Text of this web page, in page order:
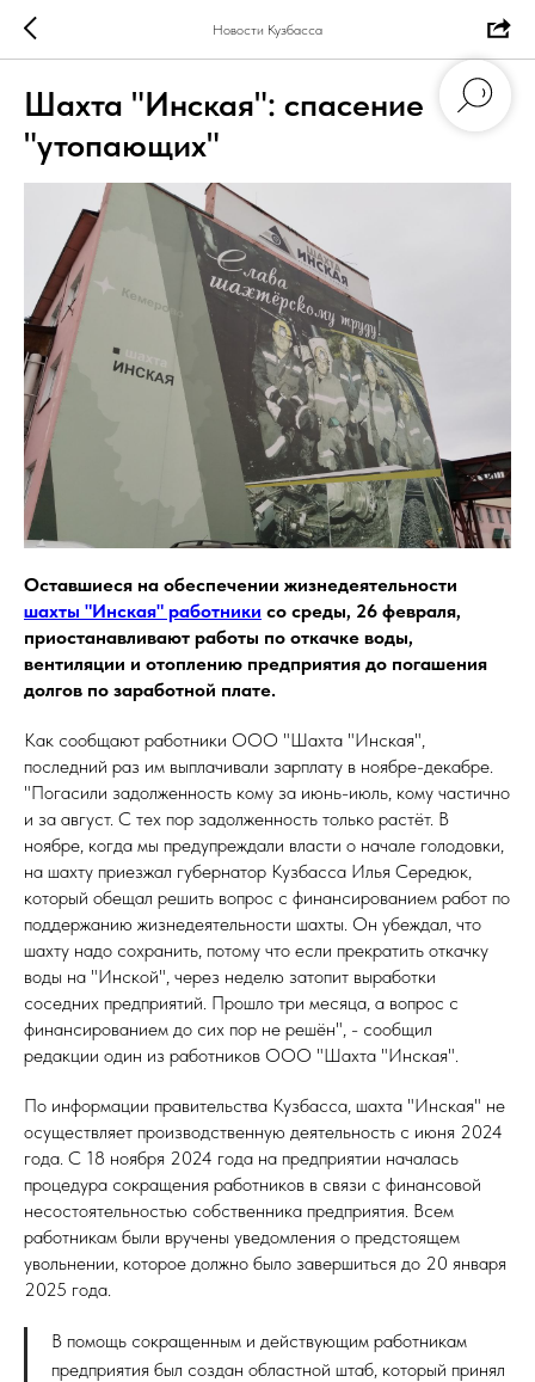
Новости Кузбасса
Шахта "Инская": спасение
"утопающих"
Оставшиеся на обеспечении жизнедеятельности
шахты "Инская" работники со среды, 26 февраля,
приостанавливают работы по откачке воды,
вентиляции и отоплению предприятия до погашения
долгов по заработной плате.
Как сообщают работники ООО "Шахта "Инская",
последний раз им выплачивали зарплату в ноябре-декабре.
"Погасили задолженность кому за июнь-июль, кому частично
и за август. С тех пор задолженность только растёт. В
ноябре, когда мы предупреждали власти о начале голодовки,
на шахту приезжал губернатор Кузбасса Илья Середюк,
который обещал решить вопрос с финансированием работ по
поддержанию жизнедеятельности шахты. Он убеждал, что
шахту надо сохранить, потому что если прекратить откачку
воды на "Инской", через неделю затопит выработки
соседних предприятий. Прошло три месяца, а вопрос с
финансированием до сих пор не решён", - сообщил
редакции один из работников ООО "Шахта "Инская".
По информации правительства Кузбасса, шахта "Инская" не
осуществляет производственную деятельность с июня 2024
года. С 18 ноября 2024 года на предприятии началась
процедура сокращения работников в связи с финансовой
несостоятельностью собственника предприятия. Всем
работникам были вручены уведомления о предстоящем
увольнении, которое должно было завершиться до 20 января
2025 года.
В помощь сокращенным и действующим работникам
предприятия был создан областной штаб, который принял